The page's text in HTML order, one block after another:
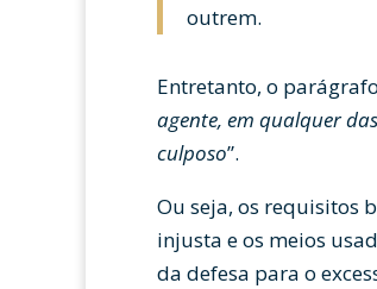
outrem.
Entretanto, o
agente, em qualquer
culposo”.
Ou seja, os requisitos
injusta e os meios
da defesa para o